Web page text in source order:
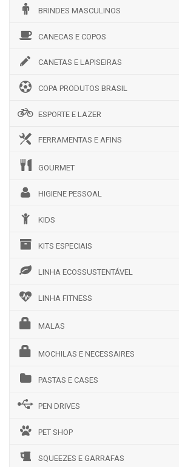
BRINDES MASCULINOS
CANECAS E COPOS
CANETAS E LAPISEIRAS
COPA PRODUTOS BRASIL
ESPORTE E LAZER
FERRAMENTAS E AFINS
GOURMET
HIGIENE PESSOAL
KIDS
KITS ESPECIAIS
LINHA ECOSSUSTENTÁVEL
LINHA FITNESS
MALAS
MOCHILAS E NECESSAIRES
PASTAS E CASES
PEN DRIVES
PET SHOP
SQUEEZES E GARRAFAS